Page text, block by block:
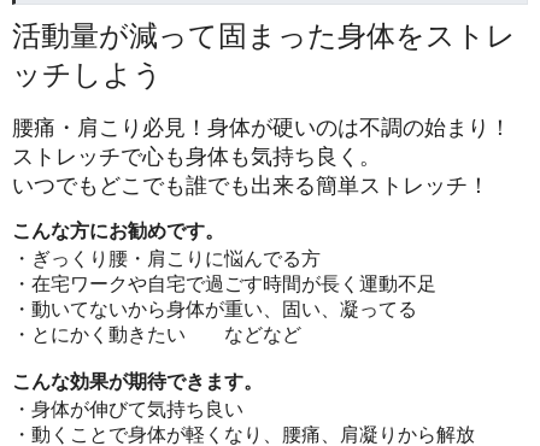
活動量が減って固まった身体をストレ
ッチしよう
腰痛・肩こり必見！身体が硬いのは不調の始まり！
ストレッチで心も身体も気持ち良く。
いつでもどこでも誰でも出来る簡単ストレッチ！
こんな方にお勧めです。
・ぎっくり腰・肩こりに悩んでる方
・在宅ワークや自宅で過ごす時間が長く運動不足
・動いてないから身体が重い、固い、凝ってる
・とにかく動きたい などなど
こんな効果が期待できます。
・身体が伸びて気持ち良い
・動くことで身体が軽くなり、腰痛、肩凝りから解放